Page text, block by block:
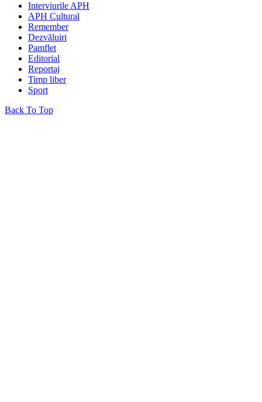
Interviurile APH
APH Cultural
Remember
Dezvăluiri
Pamflet
Editorial
Reportaj
Timp liber
Sport
Back To Top